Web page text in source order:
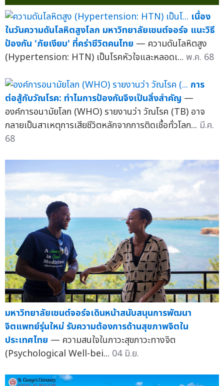
เนื่อง
ในวันความดันโลหิตสูงโลก มหาวิทยาลัยเซนต์จอร์จ แนะวิธี
ป้องกัน 'ภัยเงียบ' ที่คร่าชีวิตคนไทย — ความดันโลหิตสูง
(Hypertension: HTN) เป็นโรคหัวใจและหลอดเ... พ.ค. 68
การ
ต่อสู้กับวัณโรค: ทำไมการป้องกันจึงเป็นสิ่งสำคัญ —
องค์การอนามัยโลก (WHO) รายงานว่า วัณโรค (TB) อาจ
กลายเป็นสาเหตุการเสียชีวิตหลักจากการติดเชื้อทั่วโลก... มี.ค.
68
มหาวิทยาลัยเซนต์จอร์จเดินหน้าสนับสนุนการพัฒนา
จิตแพทย์รุ่นใหม่ รับความต้องการด้านสุขภาพจิตใน
ประเทศไทย — ความสนใจในภาวะสุขภาวะทางจิต
(Psychological Well-bei... 04 มิ.ย.